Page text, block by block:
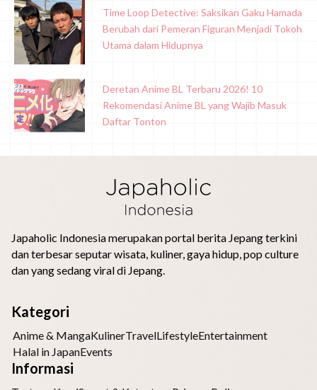
Time Loop Detective: Saksikan Gaku Hamada
Berubah dari Pemeran Figuran Menjadi Tokoh
Utama dalam Hidupnya
Deretan Anime BL Terbaru 2026! 10
Rekomendasi Anime BL yang Wajib Masuk
Daftar Tonton
Japaholic Indonesia merupakan portal berita Jepang terkini
dan terbesar seputar wisata, kuliner, gaya hidup, pop culture
dan yang sedang viral di Jepang.
Kategori
Anime & MangaKulinerTravelLifestyleEntertainment
Halal in JapanEvents
Informasi